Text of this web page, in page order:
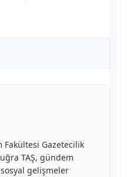
Gazetecilik
TAŞ, gündem
gelişmeler